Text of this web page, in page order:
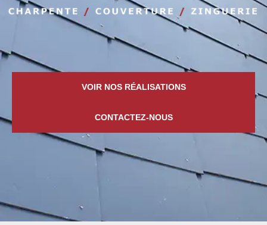
VOIR NOS RÉALISATIONS
CONTACTEZ-NOUS